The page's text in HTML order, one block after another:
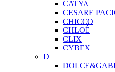
CATYA
CESARE
CHICCO
CHLOÉ
CLIX
CYBEX
D